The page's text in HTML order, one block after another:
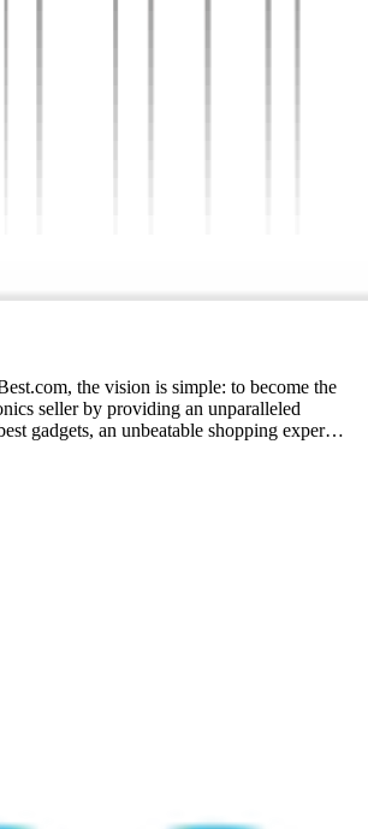
the vision is simple: to become the
seller by providing an unparalleled
gadgets, an unbeatable shopping exper…